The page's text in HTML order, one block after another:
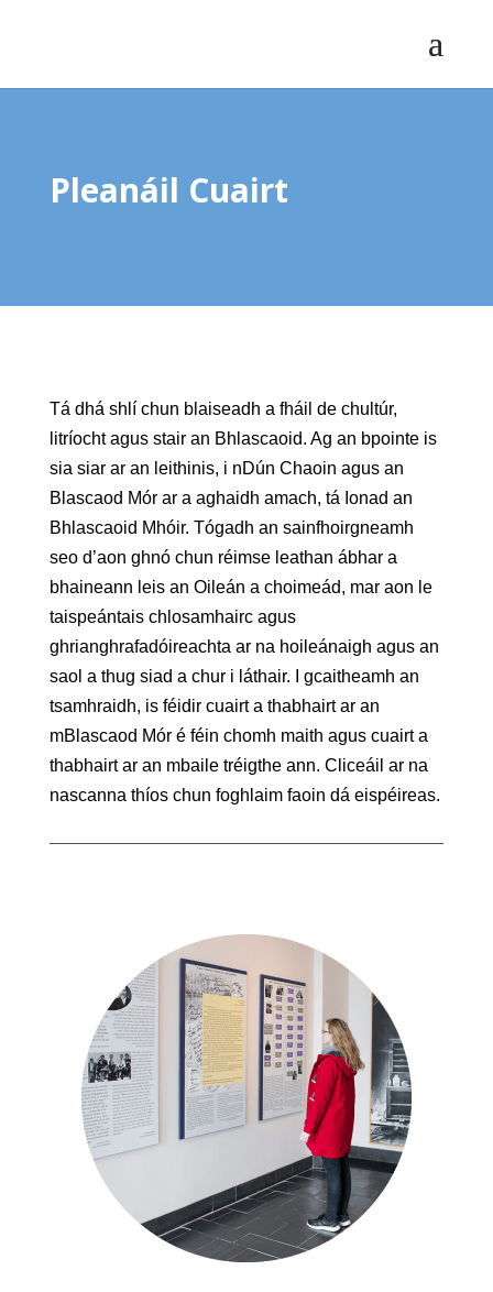
Pleanáil Cuairt
Tá dhá shlí chun blaiseadh a fháil de chultúr,
litríocht agus stair an Bhlascaoid. Ag an bpointe is
sia siar ar an leithinis, i nDún Chaoin agus an
Blascaod Mór ar a aghaidh amach, tá Ionad an
Bhlascaoid Mhóir. Tógadh an sainfhoirgneamh
seo d’aon ghnó chun réimse leathan ábhar a
bhaineann leis an Oileán a choimeád, mar aon le
taispeántais chlosamhairc agus
ghrianghrafadóireachta ar na hoileánaigh agus an
saol a thug siad a chur i láthair. I gcaitheamh an
tsamhraidh, is féidir cuairt a thabhairt ar an
mBlascaod Mór é féin chomh maith agus cuairt a
thabhairt ar an mbaile tréigthe ann. Cliceáil ar na
nascanna thíos chun foghlaim faoin dá eispéireas.